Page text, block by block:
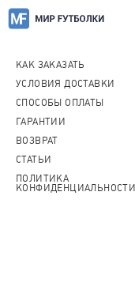
КАК ЗАКАЗАТЬ
УСЛОВИЯ ДОСТАВКИ
СПОСОБЫ ОПЛАТЫ
ГАРАНТИИ
ВОЗВРАТ
СТАТЬИ
ПОЛИТИКА
КОНФИДЕНЦИАЛЬНОСТИ